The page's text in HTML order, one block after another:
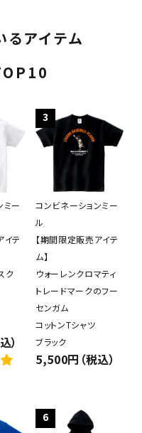
アイテム
ミー
イテ
ク
）
3
コンビネーションミー
ル
【期間限定販売アイテ
ム】
ウォーレンクロマティ
トレードマークのフー
センガム
コットンTシャツ
ブラック
5,500円（税込）
6